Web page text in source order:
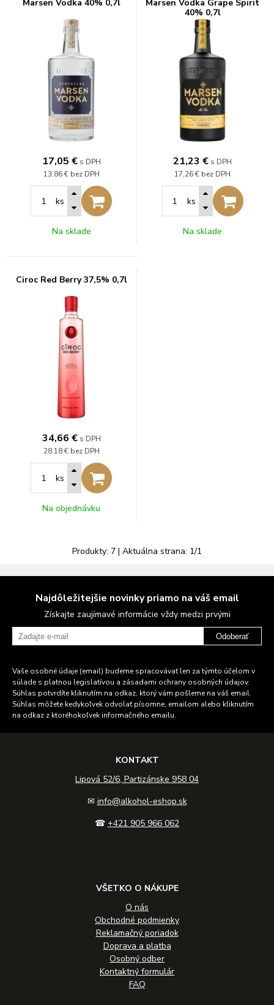
Marsen Vodka 40% 0,7l
17,05 € s DPH
13,86 € bez DPH
ks
Na sklade
Marsen Vodka Grape Spirit
40% 0,7l
21,23 € s DPH
17,26 € bez DPH
ks
Na sklade
Ciroc Red Berry 37,5% 0,7l
34,66 € s DPH
28,18 € bez DPH
ks
Na objednávku
Produkty: 7 | Aktuálna strana: 1/1
Najdôležitejšie novinky priamo na váš email
Získajte zaujímavé informácie vždy medzi prvými
Odoberať
Vaše osobné údaje (email) budeme spracovávať len za týmto účelom v
súlade s platnou legislatívou a zásadami ochrany osobných údajov.
Súhlas potvrdíte kliknutím na odkaz, ktorý vám pošleme na váš email.
Súhlas môžete kedykoľvek odvolať písomne, emailom alebo kliknutím
na odkaz z ktoréhokoľvek informačného emailu.
KONTAKT
Lipová 52/6, Partizánske 958 04
✉ info@alkohol-eshop.sk
☎ +421 905 966 062
VŠETKO O NÁKUPE
O nás
Obchodné podmienky
Reklamačný poriadok
Doprava a platba
Osobný odber
Kontaktný formulár
FAQ